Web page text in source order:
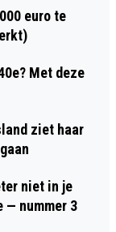
euro te
Met deze
ziet haar
niet in je
— nummer 3